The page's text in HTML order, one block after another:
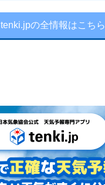
tenki.jpの全情報はこちら